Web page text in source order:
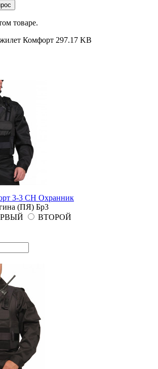
товаре.
Комфорт 297.17 KB
3-3 СН Охранник
(ПЯ) Бр3
ВТОРОЙ